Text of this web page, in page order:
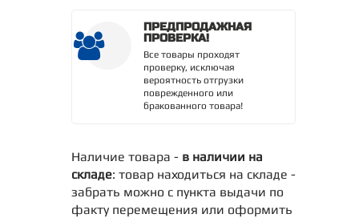
ПРЕДПРОДАЖНАЯ
ПРОВЕРКА!
Все товары проходят
проверку, исключая
вероятность отгрузки
поврежденного или
бракованного товара!
Наличие товара - в наличии на
складе: товар находиться на складе -
забрать можно с пункта выдачи по
факту перемещения или оформить